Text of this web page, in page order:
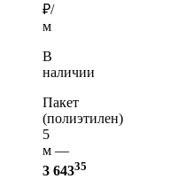
₽/
м
В
наличии
Пакет
(полиэтилен)
5
м —
3 64335